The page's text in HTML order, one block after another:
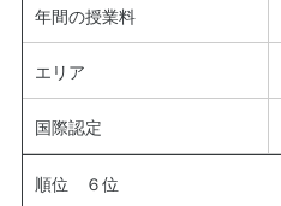
年間の授業料
エリア
国際認定
順位 ６位